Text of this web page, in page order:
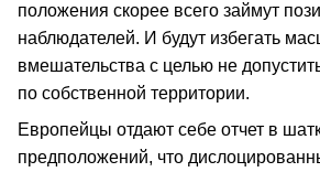
положения скорее всего займут
наблюдателей. И будут избегать
вмешательства с целью не
по собственной территории.
Европейцы отдают себе отчет в
предположений, что